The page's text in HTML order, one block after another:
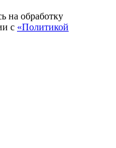
на обработку
с «Политикой